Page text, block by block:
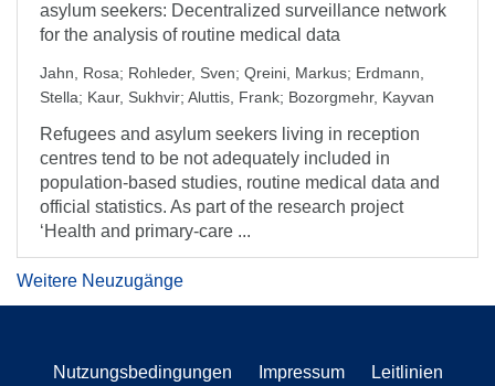
asylum seekers: Decentralized surveillance network
for the analysis of routine medical data
Jahn, Rosa; Rohleder, Sven; Qreini, Markus; Erdmann,
Stella; Kaur, Sukhvir; Aluttis, Frank; Bozorgmehr, Kayvan
Refugees and asylum seekers living in reception
centres tend to be not adequately included in
population-based studies, routine medical data and
official statistics. As part of the research project
‘Health and primary-care ...
Weitere Neuzugänge
Nutzungsbedingungen Impressum
Leitlinien